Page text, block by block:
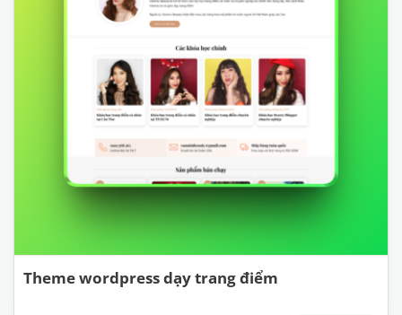
Theme wordpress dạy trang điểm